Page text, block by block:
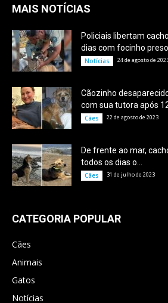
MAIS NOTÍCIAS
Policiais libertam
dias com focinho preso
Notícias 24 de agosto de
Cãozinho
com sua tutora após
Cães 22 de agosto de 2023
De frente ao mar,
todos os dias o...
Cães 31 de julho de 2023
CATEGORIA POPULAR
Cães
Animais
Gatos
Notícias